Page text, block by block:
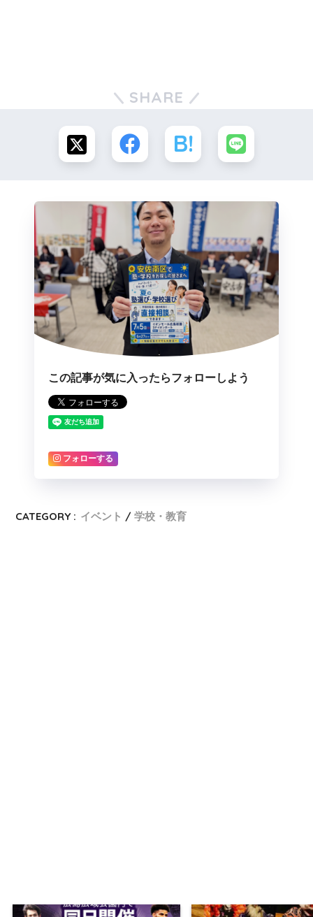
SHARE
この記事が気に入ったらフォローしよう
フォローする
CATEGORY : イベント 学校・教育